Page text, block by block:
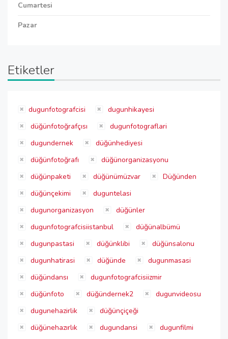
Cumartesi
Pazar
Etiketler
dugunfotografcisi
dugunhikayesi
düğünfotoğrafçısı
dugunfotograflari
dugundernek
düğünhediyesi
düğünfotoğrafı
düğünorganizasyonu
düğünpaketi
düğünümüzvar
Düğünden
düğünçekimi
duguntelasi
dugunorganizasyon
düğünler
dugunfotografcisiistanbul
düğünalbümü
dugunpastasi
düğünklibi
düğünsalonu
dugunhatirasi
düğünde
dugunmasasi
düğündansı
dugunfotografcisiizmir
düğünfoto
düğündernek2
dugunvideosu
dugunehazirlik
düğünçiçeği
düğünehazırlık
dugundansi
dugunfilmi